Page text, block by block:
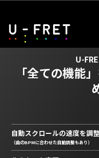
U-
「全ての機能
自動スクロールの速度を調整
（曲のBPMに合わせた自動調整もあり）